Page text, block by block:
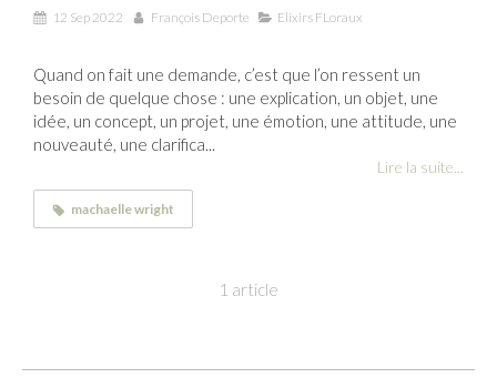
12 Sep 2022 François Deporte Elixirs FLoraux
Quand on fait une demande, c’est que l’on ressent un
besoin de quelque chose : une explication, un objet, une
idée, un concept, un projet, une émotion, une attitude, une
nouveauté, une clarifica...
Lire la suite...
machaelle wright
1 article